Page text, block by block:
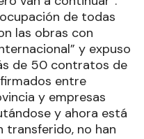
de todas
las obras con
y expuso
de 50 contratos de
entre
y empresas
y ahora está
transferido, no han